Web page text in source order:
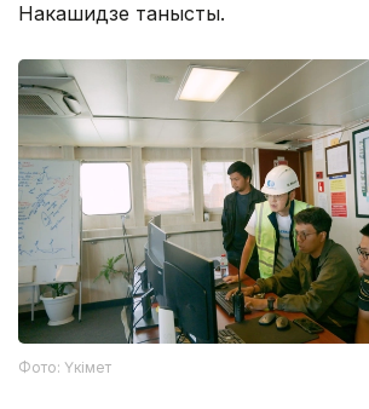
Накашидзе танысты.
Фото: Үкімет